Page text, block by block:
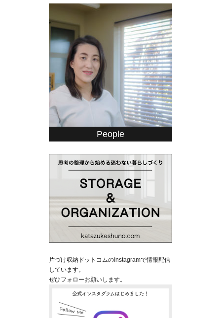
People
片づけ収納ドットコムのInstagramで情報配信
しています。
ぜひフォローお願いします。